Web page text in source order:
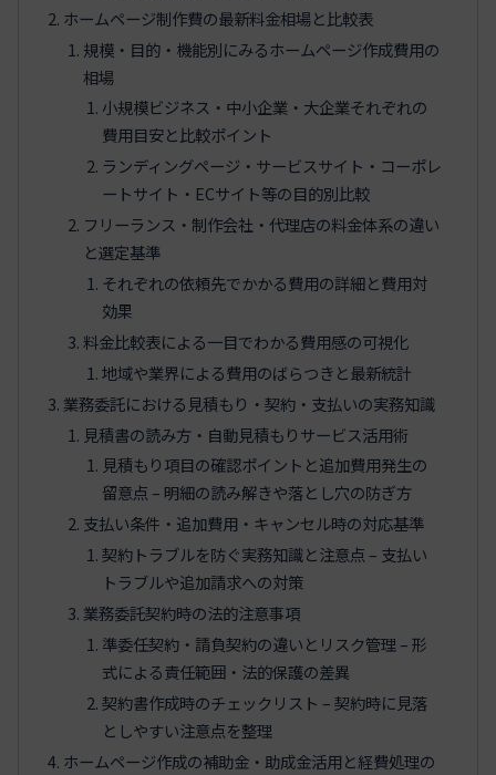
ホームページ制作費の最新料金相場と比較表
規模・目的・機能別にみるホームページ作成費用の
相場
小規模ビジネス・中小企業・大企業それぞれの
費用目安と比較ポイント
ランディングページ・サービスサイト・コーポレ
ートサイト・ECサイト等の目的別比較
フリーランス・制作会社・代理店の料金体系の違い
と選定基準
それぞれの依頼先でかかる費用の詳細と費用対
効果
料金比較表による一目でわかる費用感の可視化
地域や業界による費用のばらつきと最新統計
業務委託における見積もり・契約・支払いの実務知識
見積書の読み方・自動見積もりサービス活用術
見積もり項目の確認ポイントと追加費用発生の
留意点 – 明細の読み解きや落とし穴の防ぎ方
支払い条件・追加費用・キャンセル時の対応基準
契約トラブルを防ぐ実務知識と注意点 – 支払い
トラブルや追加請求への対策
業務委託契約時の法的注意事項
準委任契約・請負契約の違いとリスク管理 – 形
式による責任範囲・法的保護の差異
契約書作成時のチェックリスト – 契約時に見落
としやすい注意点を整理
ホームページ作成の補助金・助成金活用と経費処理の